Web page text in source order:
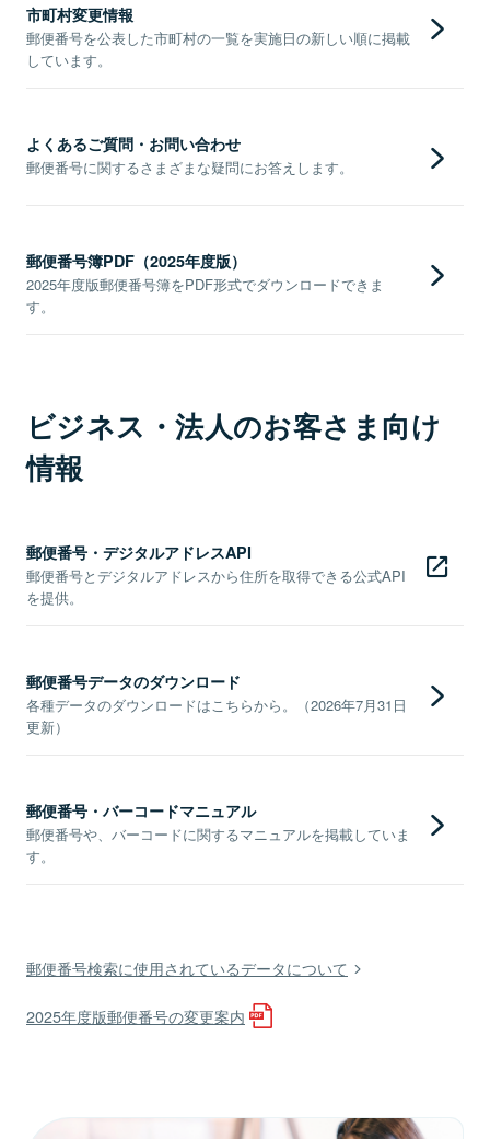
市町村変更情報
郵便番号を公表した市町村の一覧を実施日の新しい順に掲載
しています。
よくあるご質問・お問い合わせ
郵便番号に関するさまざまな疑問にお答えします。
郵便番号簿PDF（2025年度版）
2025年度版郵便番号簿をPDF形式でダウンロードできま
す。
ビジネス・法人のお客さま向け
情報
郵便番号・デジタルアドレスAPI
郵便番号とデジタルアドレスから住所を取得できる公式API
を提供。
郵便番号データのダウンロード
各種データのダウンロードはこちらから。（2026年7月31日
更新）
郵便番号・バーコードマニュアル
郵便番号や、バーコードに関するマニュアルを掲載していま
す。
郵便番号検索に使用されているデータについて
2025年度版郵便番号の変更案内